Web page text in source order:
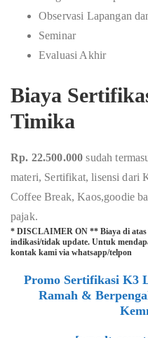
Observasi Lapangan
Seminar
Evaluasi Akhir
Biaya
Timika
Rp. 22.500.000sudah
materi, Sertifikat, lisensi dari
Coffee Break, Kaos,goodie
pajak.
* DISCLAIMER ON ** Biaya di atas
indikasi/tidak update. Untuk
kontak kami via whatsapp/telpon
Promo Sertifikasi K3
Ramah &